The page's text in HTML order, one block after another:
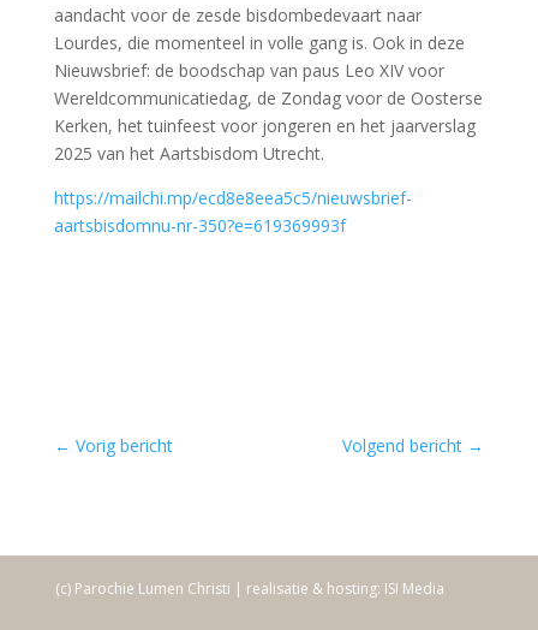
aandacht voor de zesde bisdombedevaart naar
Lourdes, die momenteel in volle gang is. Ook in deze
Nieuwsbrief: de boodschap van paus Leo XIV voor
Wereldcommunicatiedag, de Zondag voor de Oosterse
Kerken, het tuinfeest voor jongeren en het jaarverslag
2025 van het Aartsbisdom Utrecht.
https://mailchi.mp/ecd8e8eea5c5/nieuwsbrief-
aartsbisdomnu-nr-350?e=619369993f
← Vorig bericht Volgend bericht →
(c) Parochie Lumen Christi | realisatie & hosting: ISI Media